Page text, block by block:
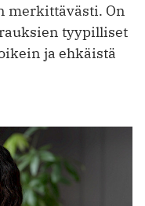
merkittävästi. On
tyypilliset
ja ehkäistä